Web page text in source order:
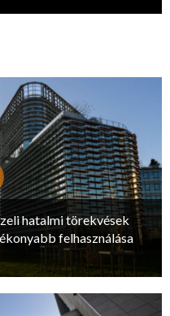
hatalmi törekvések
felhasználása